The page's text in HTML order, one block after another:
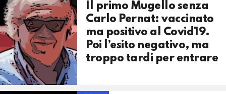
Il primo Mugello senza
Carlo Pernat: vaccinato
ma positivo al Covid19.
Poi l’esito negativo, ma
troppo tardi per entrare